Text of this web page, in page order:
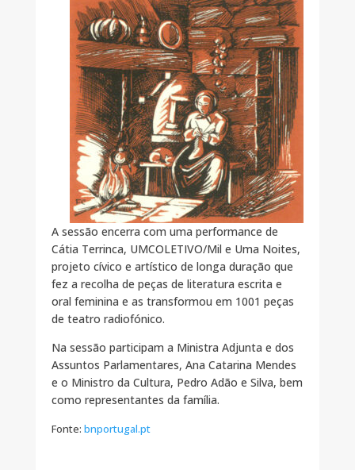
A sessão encerra com uma performance de
Cátia Terrinca, UMCOLETIVO/Mil e Uma Noites,
projeto cívico e artístico de longa duração que
fez a recolha de peças de literatura escrita e
oral feminina e as transformou em 1001 peças
de teatro radiofónico.
Na sessão participam a Ministra Adjunta e dos
Assuntos Parlamentares, Ana Catarina Mendes
e o Ministro da Cultura, Pedro Adão e Silva, bem
como representantes da família.
Fonte: bnportugal.pt